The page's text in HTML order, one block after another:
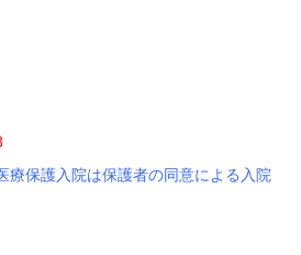
護入院は保護者の同意による入院